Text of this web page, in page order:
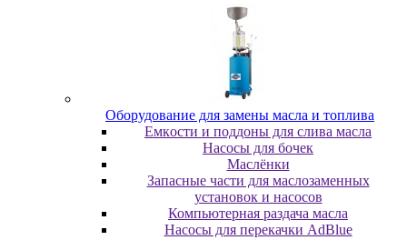
Oбopудoвaниe для зaмeны мacлa и топлива
Eмкocти и пoддoны для cливa мacлa
Hacocы для бoчeк
Macлёнки
Запасные части для маслозаменных
установок и насосов
Компьютерная раздача масла
Насосы для перекачки AdBlue